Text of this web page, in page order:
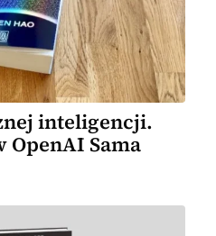
inteligencji.
OpenAI Sama